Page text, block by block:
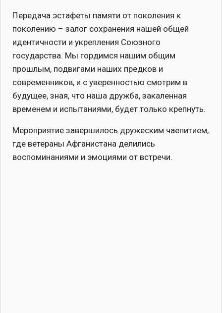
Передача эстафеты памяти от поколения к
поколению – залог сохранения нашей общей
идентичности и укрепления Союзного
государства. Мы гордимся нашим общим
прошлым, подвигами наших предков и
современников, и с уверенностью смотрим в
будущее, зная, что наша дружба, закаленная
временем и испытаниями, будет только крепнуть.
Мероприятие завершилось дружеским чаепитием,
где ветераны Афганистана делились
воспоминаниями и эмоциями от встречи.